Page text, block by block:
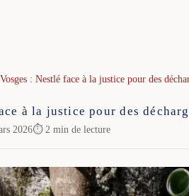
Vosges : Nestlé face à la justice pour des
à la justice pour des
2026⏱ 2 min de lecture